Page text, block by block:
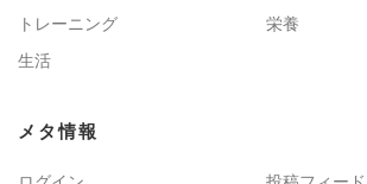
トレーニング
栄養
生活
メタ情報